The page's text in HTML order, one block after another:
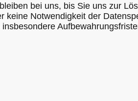
bei uns, bis Sie uns zur
keine Notwendigkeit der